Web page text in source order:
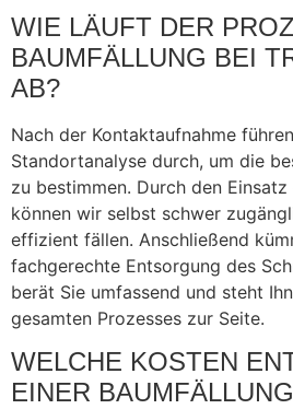
WIE LÄUFT DER
BAUMFÄLLUNG BEI
AB?
Nach der Kontaktaufnahme
Standortanalyse durch, um die
zu bestimmen. Durch den
können wir selbst schwer
effizient fällen. Anschließend
fachgerechte Entsorgung des
berät Sie umfassend und steht
gesamten Prozesses zur Seite.
WELCHE KOSTEN
EINER